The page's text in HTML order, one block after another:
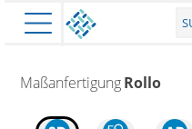
PRODUKTE
MaßanfertigungRollo